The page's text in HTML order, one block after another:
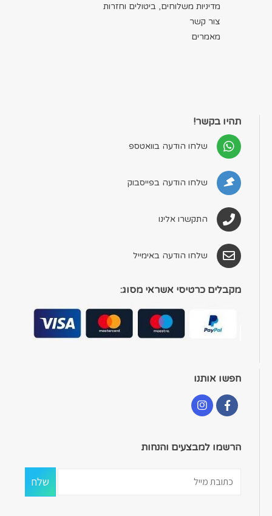
מדיניות משלוחים, ביטולים וחזרות
צור קשר
מאמרים
תהיו בקשר!
שלחו הודעה בוואטספ
שלחו הודעה בפייסבוק
התקשרו אלינו
שלחו הודעה באימייל
מקבלים כרטיסי אשראי מסוג:
חפשו אותנו
הרשמו למבצעים והנחות